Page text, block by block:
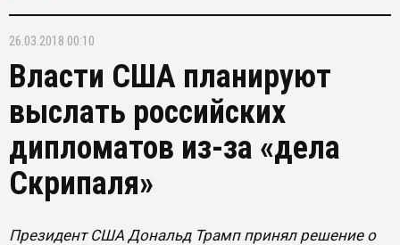
26.03.2018 00:10
Власти США планируют
выслать российских
дипломатов из-за «дела
Скрипаля»
Президент США Дональд Трамп принял решение о